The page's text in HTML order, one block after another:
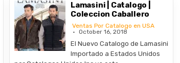
Lamasini | Catalogo |
Coleccion Caballero
Ventas Por Catalogo en USA
October 16, 2018
El Nuevo Catalogo de Lamasini
Importado a Estados Unidos